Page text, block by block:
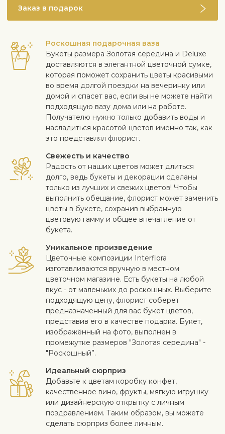
Заказ в подарок
Роскошная подарочная ваза
Букеты размера Золотая середина и Deluxe
доставляются в элегантной цветочной сумке,
которая поможет сохранить цветы красивыми
во время долгой поездки на вечеринку или
домой и спасет вас, если вы не можете найти
подходящую вазу дома или на работе.
Получателю нужно только добавить воды и
насладиться красотой цветов именно так, как
это представлял флорист.
Свежесть и качество
Радость от наших цветов может длиться
долго, ведь букеты и декорации сделаны
только из лучших и свежих цветов! Чтобы
выполнить обещание, флорист может заменить
цветы в букете, сохранив выбранную
цветовую гамму и общее впечатление от
букета.
Уникальное произведение
Цветочные композиции Interflora
изготавливаются вручную в местном
цветочном магазине. Есть букеты на любой
вкус - от маленьких до роскошных. Выберите
подходящую цену, флорист соберет
предназначенный для вас букет цветов,
представив его в качестве подарка. Букет,
изображённый на фото, выполнен в
промежутке размеров "Золотая середина" -
"Роскошный”.
Идеальный сюрприз
Добавьте к цветам коробку конфет,
качественное вино, фрукты, мягкую игрушку
или дизайнерскую открытку с личным
поздравлением. Таким образом, вы можете
сделать сюрприз более личным.